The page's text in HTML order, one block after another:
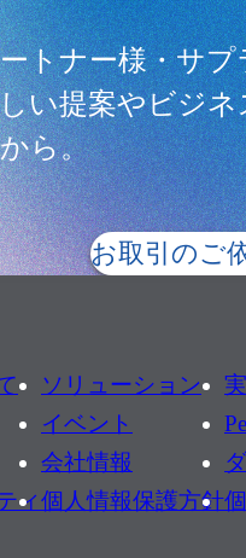
トナー様・サ
い提案やビジ
ら。
お取引のご
ソリューション
イベント
会社情報
ィ個人情報保護方針